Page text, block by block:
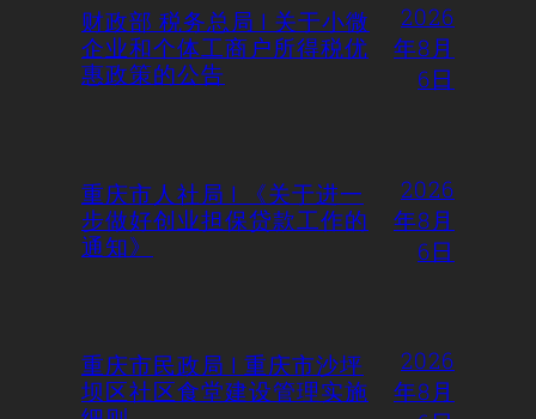
财政部 税务总局 | 关于小微
企业和个体工商户所得税优
惠政策的公告
2026
年8月
6日
重庆市人社局 | 《关于进一
步做好创业担保贷款工作的
通知》
2026
年8月
6日
重庆市民政局 | 重庆市沙坪
坝区社区食堂建设管理实施
2026
年8月